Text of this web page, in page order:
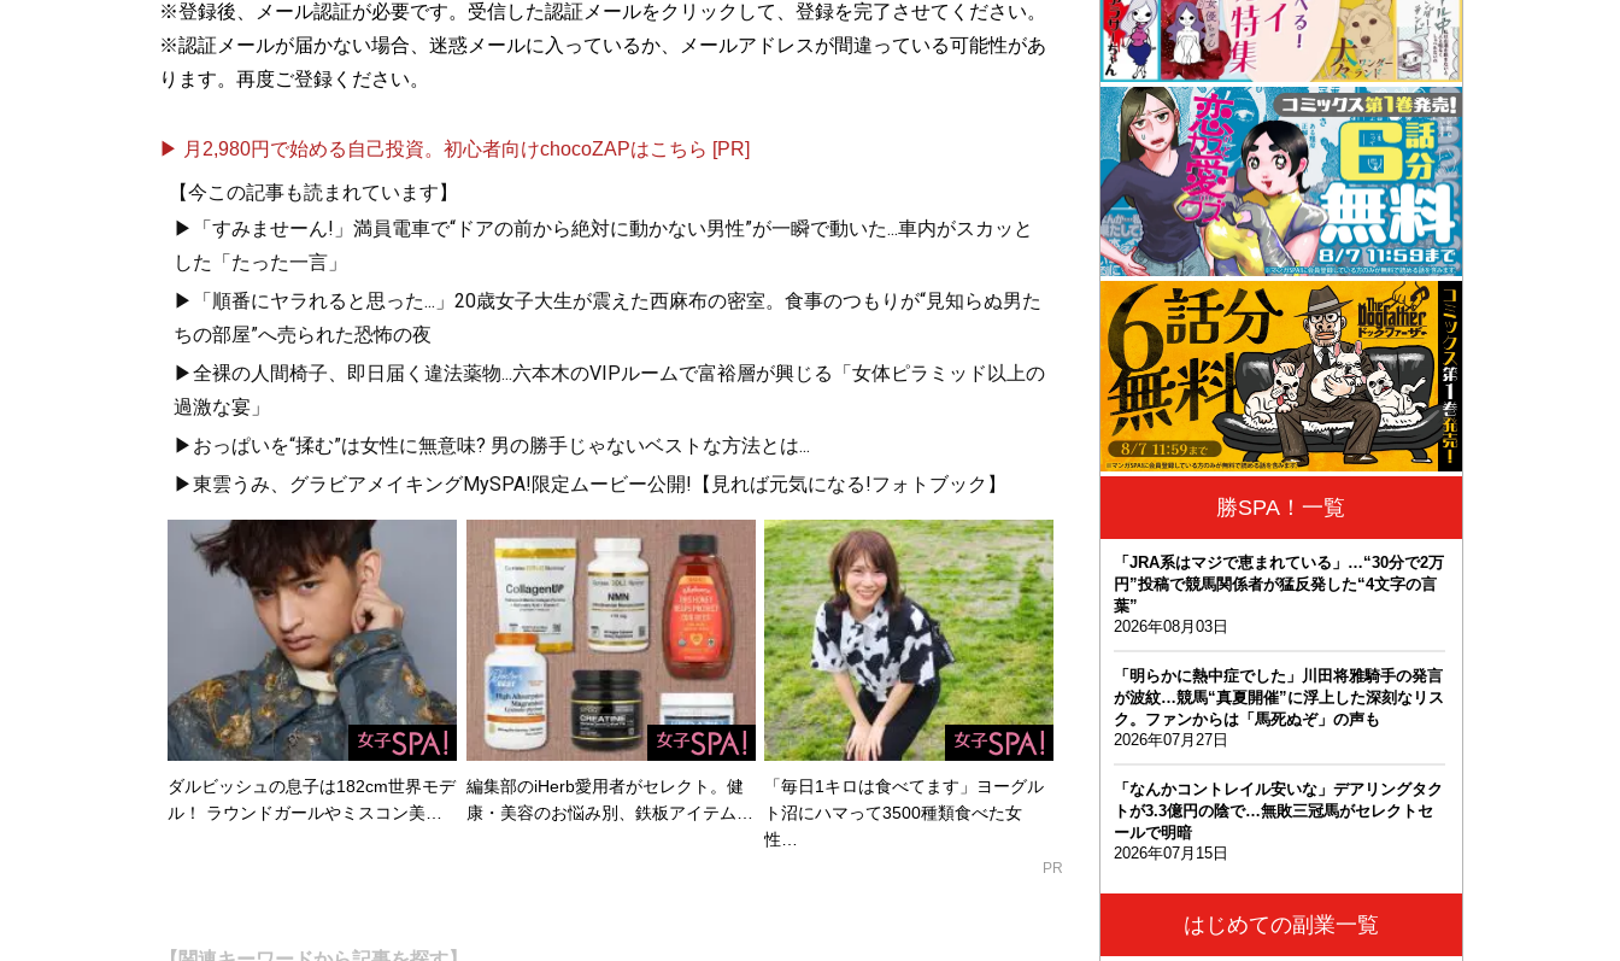
※登録後、メール認証が必要です。受信した認証メールをクリックして、登録を完了させてください。
※認証メールが届かない場合、迷惑メールに入っているか、メールアドレスが間違っている可能性があ
ります。再度ご登録ください。
▶ 月2,980円で始める自己投資。初心者向けchocoZAPはこちら [PR]
【今この記事も読まれています】
▶「すみませーん!」満員電車で“ドアの前から絶対に動かない男性”が一瞬で動いた...車内がスカッと
した「たった一言」
▶「順番にヤラれると思った...」20歳女子大生が震えた西麻布の密室。食事のつもりが“見知らぬ男た
ちの部屋”へ売られた恐怖の夜
▶全裸の人間椅子、即日届く違法薬物...六本木のVIPルームで富裕層が興じる「女体ピラミッド以上の
過激な宴」
▶おっぱいを“揉む”は女性に無意味? 男の勝手じゃないベストな方法とは...
▶東雲うみ、グラビアメイキングMySPA!限定ムービー公開!【見れば元気になる!フォトブック】
ダルビッシュの息子は182cm世界モデ
ル！ ラウンドガールやミスコン美…
編集部のiHerb愛用者がセレクト。健
康・美容のお悩み別、鉄板アイテム…
「毎日1キロは食べてます」ヨーグル
ト沼にハマって3500種類食べた女
性…
PR
勝SPA！一覧
「JRA系はマジで恵まれている」…“30分で2万
円”投稿で競馬関係者が猛反発した“4文字の言
葉”
2026年08月03日
「明らかに熱中症でした」川田将雅騎手の発言
が波紋…競馬“真夏開催”に浮上した深刻なリス
ク。ファンからは「馬死ぬぞ」の声も
2026年07月27日
「なんかコントレイル安いな」デアリングタク
トが3.3億円の陰で…無敗三冠馬がセレクトセ
ールで明暗
2026年07月15日
はじめての副業一覧